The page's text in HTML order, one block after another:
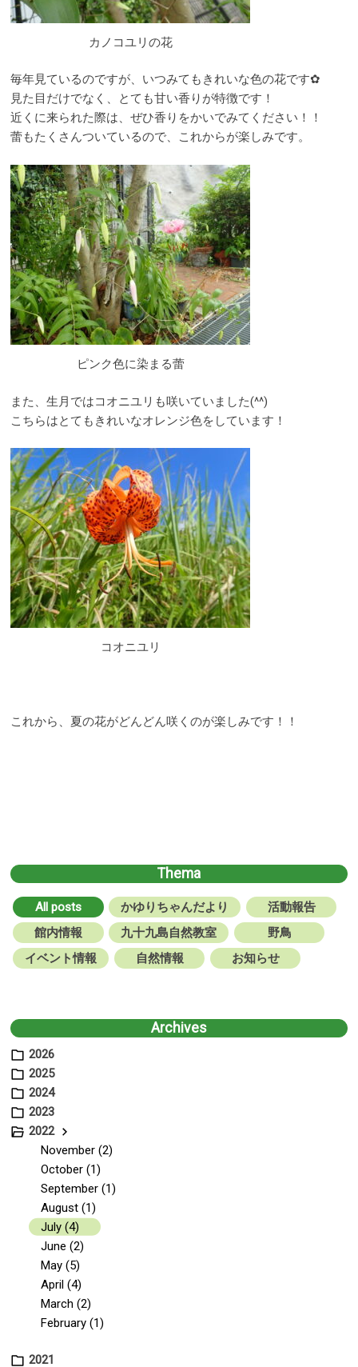
カノコユリの花
毎年見ているのですが、いつみてもきれいな色の花です✿
見た目だけでなく、とても甘い香りが特徴です！
近くに来られた際は、ぜひ香りをかいでみてください！！
蕾もたくさんついているので、これからが楽しみです。
ピンク色に染まる蕾
また、生月ではコオニユリも咲いていました(^^)
こちらはとてもきれいなオレンジ色をしています！
コオニユリ
これから、夏の花がどんどん咲くのが楽しみです！！
Thema
All posts かゆりちゃんだより
活動報告
館内情報
九十九島自然教室
野鳥
イベント情報
自然情報 お知らせ
Archives
2026
2025
2024
2023
2022
November (2)
October (1)
September (1)
August (1)
July (4)
June (2)
May (5)
April (4)
March (2)
February (1)
2021